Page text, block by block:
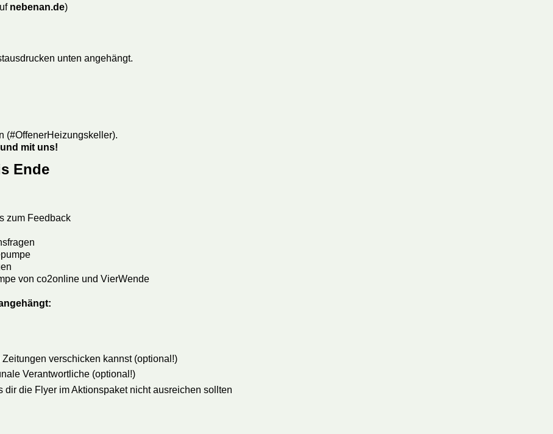
nebenan.de)
unten angehängt.
(#OffenerHeizungskeller).
mit uns!
Ende
zum Feedback
von co2online und VierWende
verschicken kannst (optional!)
Verantwortliche (optional!)
die Flyer im Aktionspaket nicht ausreichen sollten